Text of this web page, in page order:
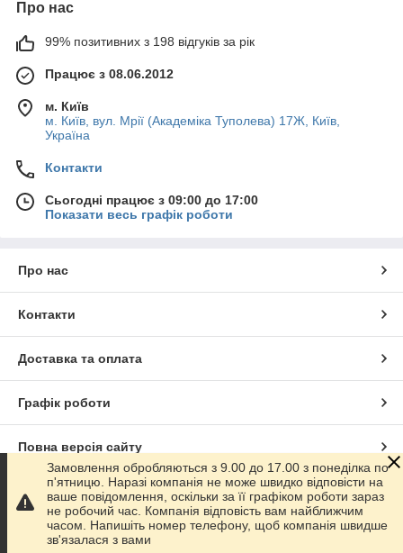
Про нас
99% позитивних з 198 відгуків за рік
Працює з 08.06.2012
м. Київ
м. Київ, вул. Мрії (Академіка Туполева) 17Ж, Київ,
Україна
Контакти
Сьогодні працює з 09:00 до 17:00
Показати весь графік роботи
Про нас
Контакти
Доставка та оплата
Графік роботи
Повна версія сайту
Сайт створено на маркетплейсіProm.ua
Політика конфіденційності
Замовлення обробляються з 9.00 до 17.00 з понеділка по
п'ятницю. Наразі компанія не може швидко відповісти на
ваше повідомлення, оскільки за її графіком роботи зараз
не робочий час. Компанія відповість вам найближчим
часом. Напишіть номер телефону, щоб компанія швидше
зв'язалася з вами